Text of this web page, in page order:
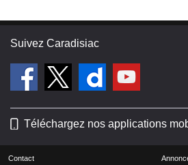
Suivez Caradisiac
Téléchargez nos applications
Contact